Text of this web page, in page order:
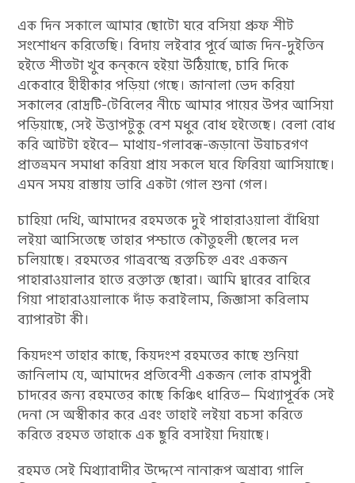
এক দিন সকালে আমার ছোটো ঘরে বসিয়া প্রুফ শীট
সংশোধন করিতেছি। বিদায় লইবার পূর্বে আজ দিন-দুইতিন
হইতে শীতটা খুব কন্‌কনে হইয়া উঠিয়াছে, চারি দিকে
একেবারে হীহীকার পড়িয়া গেছে। জানালা ভেদ করিয়া
সকালের রোদ্ৰটি-টেবিলের নীচে আমার পায়ের উপর আসিয়া
পড়িয়াছে, সেই উত্তাপটুকু বেশ মধুর বোধ হইতেছে। বেলা বোধ
করি আটটা হইবে— মাথায়-গলাবন্ধ-জড়ানো উষাচরগণ
প্রাতভ্রমন সমাধা করিয়া প্রায় সকলে ঘরে ফিরিয়া আসিয়াছে।
এমন সময় রাস্তায় ভারি একটা গোল শুনা গেল।
চাহিয়া দেখি, আমাদের রহমতকে দুই পাহারাওয়ালা বাঁধিয়া
লইয়া আসিতেছে তাহার পশ্চাতে কৌতুহলী ছেলের দল
চলিয়াছে। রহমতের গাত্রবস্ত্রে রক্তচিহ্ন এবং একজন
পাহারাওয়ালার হাতে রক্তাক্ত ছোরা। আমি দ্বারের বাহিরে
গিয়া পাহারাওয়ালাকে দাঁড় করাইলাম, জিজ্ঞাসা করিলাম
ব্যাপারটা কী।
কিয়দংশ তাহার কাছে, কিয়দংশ রহমতের কাছে শুনিয়া
জানিলাম যে, আমাদের প্রতিবেশী একজন লোক রামপুরী
চাদরের জন্য রহমতের কাছে কিঞ্চিৎ ধারিত— মিথ্যাপূর্বক সেই
দেনা সে অস্বীকার করে এবং তাহাই লইয়া বচসা করিতে
করিতে রহমত তাহাকে এক ছুরি বসাইয়া দিয়াছে।
রহমত সেই মিথ্যাবাদীর উদ্দেশে নানারূপ অশ্রাব্য গালি